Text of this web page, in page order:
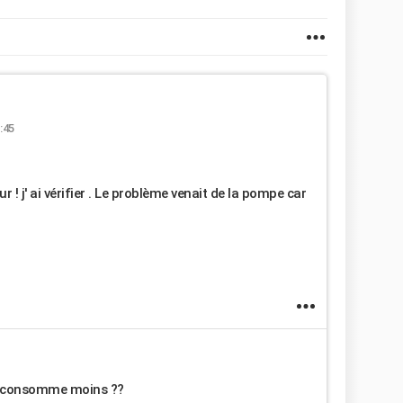
! j' ai vérifier . Le problème venait de la pompe car
moins ??